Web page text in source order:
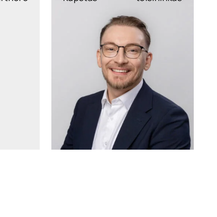
haroldas.kupstas@widen.legal
LinkedIn
+370 6081 6720